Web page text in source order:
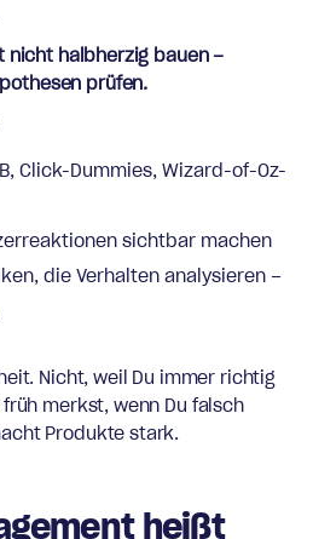
halbherzig bauen –
prüfen.
Click-Dummies, Wizard-of-Oz-
sichtbar machen
die Verhalten analysieren –
Nicht, weil Du immer richtig
merkst, wenn Du falsch
Produkte stark.
heißt